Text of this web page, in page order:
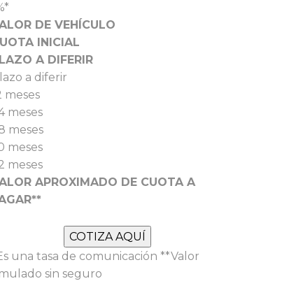
DE VEHÍCULO
INICIAL
A DIFERIR
a diferir
meses
meses
meses
meses
meses
APROXIMADO DE CUOTA A
COTIZA AQUÍ
una tasa de comunicación **Valor
sin seguro